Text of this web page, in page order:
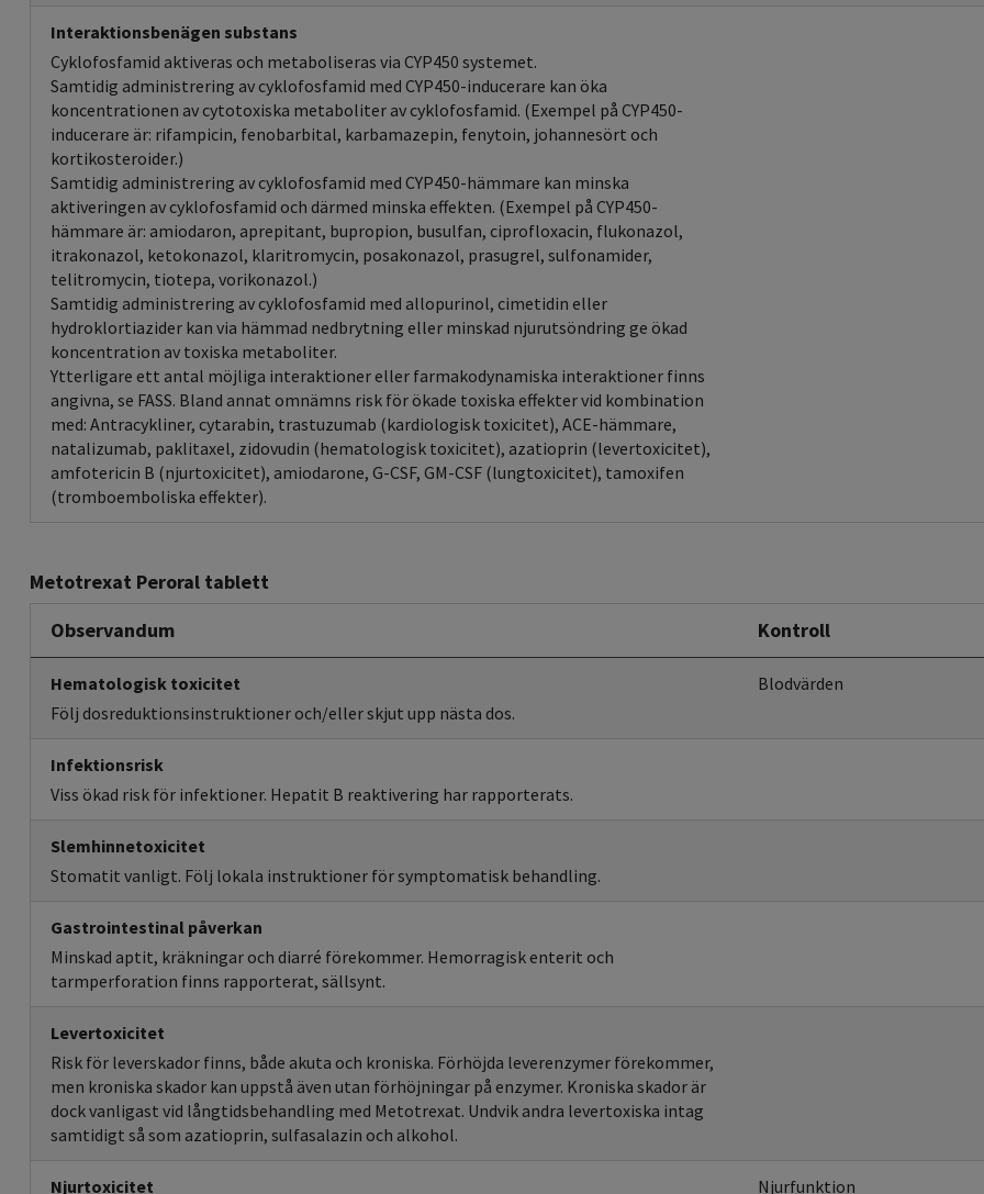
Interaktionsbenägen substans
Cyklofosfamid aktiveras och metaboliseras via CYP450 systemet.
Samtidig administrering av cyklofosfamid med CYP450-inducerare kan öka
koncentrationen av cytotoxiska metaboliter av cyklofosfamid. (Exempel på CYP450-
inducerare är: rifampicin, fenobarbital, karbamazepin, fenytoin, johannesört och
kortikosteroider.)
Samtidig administrering av cyklofosfamid med CYP450-hämmare kan minska
aktiveringen av cyklofosfamid och därmed minska effekten. (Exempel på CYP450-
hämmare är: amiodaron, aprepitant, bupropion, busulfan, ciprofloxacin, flukonazol,
itrakonazol, ketokonazol, klaritromycin, posakonazol, prasugrel, sulfonamider,
telitromycin, tiotepa, vorikonazol.)
Samtidig administrering av cyklofosfamid med allopurinol, cimetidin eller
hydroklortiazider kan via hämmad nedbrytning eller minskad njurutsöndring ge ökad
koncentration av toxiska metaboliter.
Ytterligare ett antal möjliga interaktioner eller farmakodynamiska interaktioner finns
angivna, se FASS. Bland annat omnämns risk för ökade toxiska effekter vid kombination
med: Antracykliner, cytarabin, trastuzumab (kardiologisk toxicitet), ACE-hämmare,
natalizumab, paklitaxel, zidovudin (hematologisk toxicitet), azatioprin (levertoxicitet),
amfotericin B (njurtoxicitet), amiodarone, G-CSF, GM-CSF (lungtoxicitet), tamoxifen
(tromboemboliska effekter).
Metotrexat Peroral tablett
Observandum
Kontroll
Hematologisk toxicitet Blodvärden
Följ dosreduktionsinstruktioner och/eller skjut upp nästa dos.
Infektionsrisk
Viss ökad risk för infektioner. Hepatit B reaktivering har rapporterats.
Slemhinnetoxicitet
Stomatit vanligt. Följ lokala instruktioner för symptomatisk behandling.
Gastrointestinal påverkan
Minskad aptit, kräkningar och diarré förekommer. Hemorragisk enterit och
tarmperforation finns rapporterat, sällsynt.
Levertoxicitet
Risk för leverskador finns, både akuta och kroniska. Förhöjda leverenzymer förekommer,
men kroniska skador kan uppstå även utan förhöjningar på enzymer. Kroniska skador är
dock vanligast vid långtidsbehandling med Metotrexat. Undvik andra levertoxiska intag
samtidigt så som azatioprin, sulfasalazin och alkohol.
Njurtoxicitet Njurfunktion